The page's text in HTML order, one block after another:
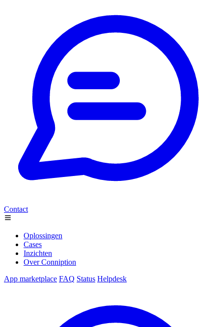
Contact
Oplossingen
Cases
Inzichten
Over Conniption
App marketplace FAQ Status Helpdesk